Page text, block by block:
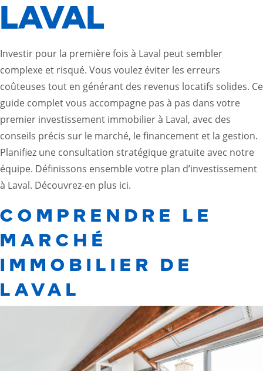
LAVAL
Investir pour la première fois à Laval peut sembler
complexe et risqué. Vous voulez éviter les erreurs
coûteuses tout en générant des revenus locatifs solides. Ce
guide complet vous accompagne pas à pas dans votre
premier investissement immobilier à Laval, avec des
conseils précis sur le marché, le financement et la gestion.
Planifiez une consultation stratégique gratuite avec notre
équipe. Définissons ensemble votre plan d’investissement
à Laval. Découvrez-en plus ici.
COMPRENDRE LE
MARCHÉ
IMMOBILIER DE
LAVAL